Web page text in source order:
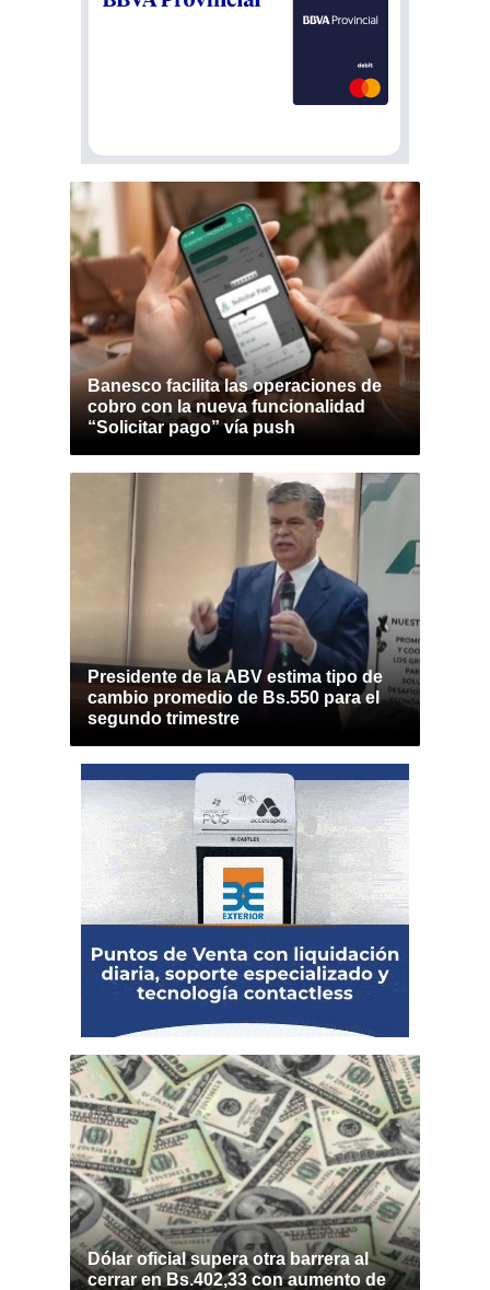
Banesco facilita las operaciones de
cobro con la nueva funcionalidad
“Solicitar pago” vía push
Presidente de la ABV estima tipo de
cambio promedio de Bs.550 para el
segundo trimestre
Dólar oficial supera otra barrera al
cerrar en Bs.402,33 con aumento de